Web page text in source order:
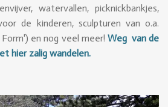
watervallen, picknickbankjes,
de kinderen, sculpturen van o.a.
en nog veel meer! Weg van de
hier zalig wandelen.